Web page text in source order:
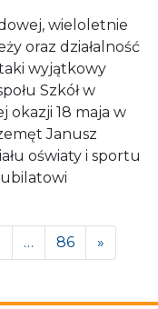
wieloletnie
oraz działalność
wyjątkowy
Szkół w
okazji 18 maja w
Janusz
oświaty i sportu
… 86 »